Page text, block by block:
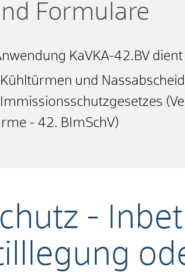
-
Formulare
KaVKA-42.BV
und
- 42. BImSchV)